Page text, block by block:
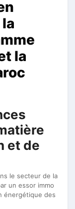
la
et de
le secteur de la
un essor immo
énergétique des